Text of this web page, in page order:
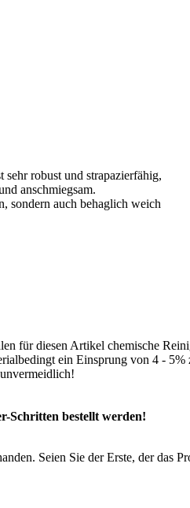
robust und strapazierfähig,
anschmiegsam.
sondern auch behaglich weich
für diesen Artikel chemische
ein Einsprung von 4 - 5%
Schritten bestellt werden!
Seien Sie der Erste, der das